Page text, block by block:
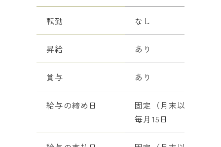
転勤 なし
昇給 あり
賞与 あり
給与の締め日
固定（月末以外）
毎月15日